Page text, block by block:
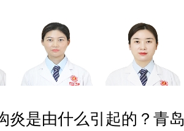
炎是由什么引起的？青